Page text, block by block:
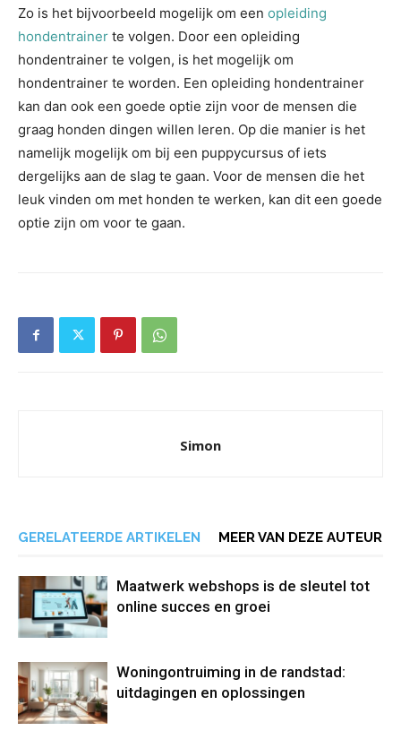
Zo is het bijvoorbeeld mogelijk om een opleiding
hondentrainer te volgen. Door een opleiding
hondentrainer te volgen, is het mogelijk om
hondentrainer te worden. Een opleiding hondentrainer
kan dan ook een goede optie zijn voor de mensen die
graag honden dingen willen leren. Op die manier is het
namelijk mogelijk om bij een puppycursus of iets
dergelijks aan de slag te gaan. Voor de mensen die het
leuk vinden om met honden te werken, kan dit een goede
optie zijn om voor te gaan.
Simon
GERELATEERDE ARTIKELEN MEER VAN DEZE AUTEUR
Maatwerk webshops is de sleutel tot
online succes en groei
Woningontruiming in de randstad:
uitdagingen en oplossingen